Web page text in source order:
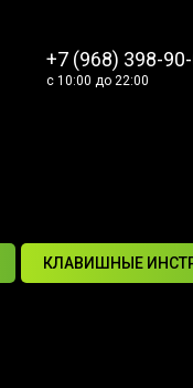
+7 (968) 398-
с 10:00 до 22:00
КЛАВИШНЫЕ